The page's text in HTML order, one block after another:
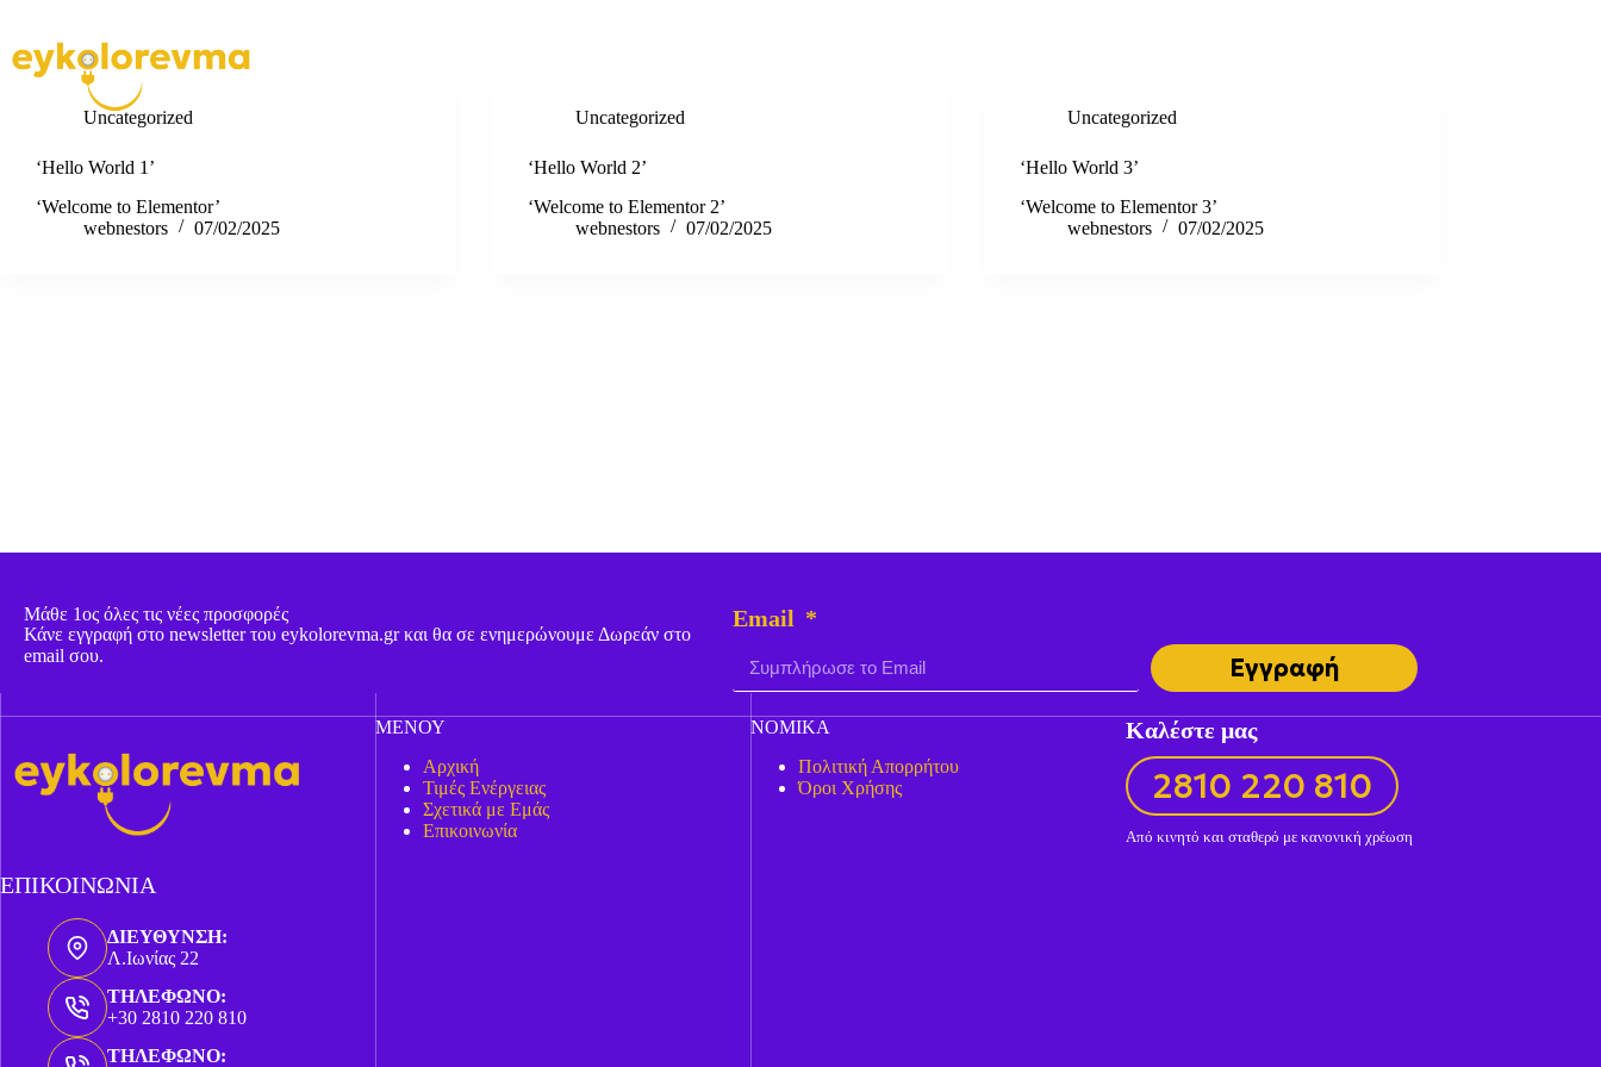
Uncategorized
‘Hello World 1’
‘Welcome to Elementor’
webnestors
07/02/2025
Uncategorized
‘Hello World 2’
‘Welcome to Elementor 2’
webnestors
07/02/2025
Uncategorized
‘Hello World 3’
‘Welcome to Elementor 3’
webnestors
07/02/2025
Μάθε 1ος όλες τις νέες προσφορές
Κάνε εγγραφή στο newsletter του eykolorevma.gr και θα σε ενημερώνουμε Δωρεάν στο
email σου.
Email
Εγγραφή
ΕΠΙΚΟΙΝΩΝΙΑ
ΔΙΕΥΘΥΝΣΗ:
Λ.Ιωνίας 22
ΤΗΛΕΦΩΝΟ:
+30 2810 220 810
ΤΗΛΕΦΩΝΟ:
ΜΕΝΟΥ
Αρχική
Τιμές Ενέργειας
Σχετικά με Εμάς
Επικοινωνία
ΝΟΜΙΚΑ
Πολιτική Απορρήτου
Όροι Χρήσης
Καλέστε μας
2810 220 810
Από κινητό και σταθερό με κανονική χρέωση